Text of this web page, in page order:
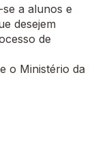
a alunos e
desejem
de
o Ministério da